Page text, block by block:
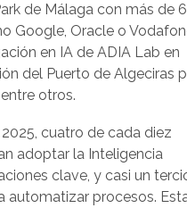
de Málaga con más de
Google, Oracle o
en IA de ADIA Lab en
del Puerto de Algeciras
otros.
cuatro de cada diez
adoptar la Inteligencia
clave, y casi un
automatizar procesos.